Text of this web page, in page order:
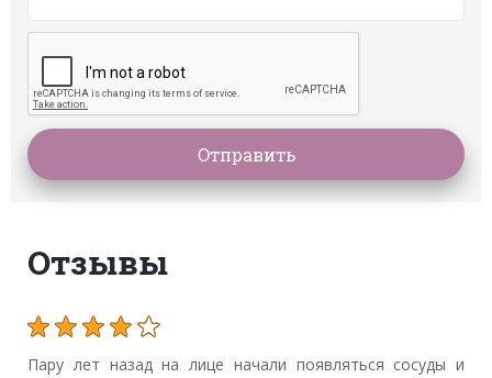
Отзывы
Пару лет назад на лице начали появляться сосуды и